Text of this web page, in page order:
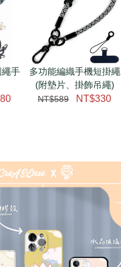
手
多功能編織手機短掛繩
(附墊片、掛飾吊繩)
NT$589 NT$330